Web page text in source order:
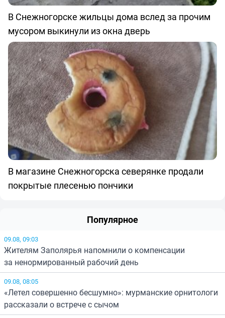
В Снежногорске жильцы дома вслед за прочим
мусором выкинули из окна дверь
В магазине Снежногорска северянке продали
покрытые плесенью пончики
Популярное
09.08, 09:03
Жителям Заполярья напомнили о компенсации
за ненормированный рабочий день
09.08, 08:05
«Летел совершенно бесшумно»: мурманские орнитологи
рассказали о встрече с сычом